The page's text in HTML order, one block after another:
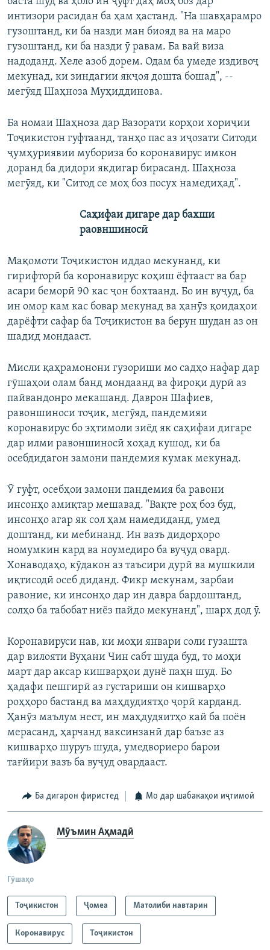
интизори расидан ба ҳам ҳастанд. "На шавҳарамро
гузоштанд, ки ба назди ман биояд ва на маро
гузоштанд, ки ба назди ӯ равам. Ба вай виза
надоданд. Хеле азоб дорем. Одам ба умеде издивоҷ
мекунад, ки зиндагии якҷоя дошта бошад", --
мегӯяд Шаҳноза Муҳиддинова.
Ба номаи Шаҳноза дар Вазорати корҳои хориҷии
Тоҷикистон гуфтаанд, танҳо пас аз иҷозати Ситоди
ҷумҳуриявии мубориза бо коронавирус имкон
доранд ба дидори якдигар бирасанд. Шаҳноза
мегӯяд, ки "Ситод се моҳ боз посух намедиҳад".
Саҳифаи дигаре дар бахши
раовншиносӣ
Мақомоти Тоҷикистон иддао мекунанд, ки
гирифторӣ ба коронавирус коҳиш ёфтааст ва бар
асари беморӣ 90 кас ҷон бохтаанд. Бо ин вуҷуд, ба
ин омор кам кас бовар мекунад ва ҳанӯз қоидаҳои
дарёфти сафар ба Тоҷикистон ва берун шудан аз он
шадид мондааст.
Мисли қаҳрамонони гузориши мо садҳо нафар дар
гӯшаҳои олам банд мондаанд ва фироқи дурӣ аз
пайвандонро мекашанд. Даврон Шафиев,
равоншиноси тоҷик, мегӯяд, пандемияи
коронавирус бо эҳтимоли зиёд як саҳифаи дигаре
дар илми равоншиносӣ хоҳад кушод, ки ба
осебдидагон замони пандемия кумак мекунад.
Ӯ гуфт, осебҳои замони пандемия ба равони
инсонҳо амиқтар мешавад. "Вақте роҳ боз буд,
инсонҳо агар як сол ҳам намедиданд, умед
доштанд, ки мебинанд. Ин вазъ дидорҳоро
номумкин кард ва ноумедиро ба вуҷуд овард.
Хонаводаҳо, кӯдакон аз таъсири дурӣ ва мушкили
иқтисодӣ осеб диданд. Фикр мекунам, зарбаи
равоние, ки инсонҳо дар ин давра бардоштанд,
солҳо ба табобат ниёз пайдо мекунанд", шарҳ дод ӯ.
Коронавируси нав, ки моҳи январи соли гузашта
дар вилояти Вуҳани Чин сабт шуда буд, то моҳи
март дар аксар кишварҳои дунё паҳн шуд. Бо
ҳадафи пешгирӣ аз густариши он кишварҳо
роҳҳоро бастанд ва маҳдудиятҳо ҷорӣ карданд.
Ҳанӯз маълум нест, ин маҳдудяитҳо кай ба поён
мерасанд, ҳарчанд ваксинзанӣ дар баъзе аз
кишварҳо шуруъ шуда, умедвориеро барои
тағйири вазъ ба вуҷуд овардааст.
Ба дигарон фиристед Мо дар шабакаҳои иҷтимоӣ
Мӯъмин Аҳмадӣ
Гӯшаҳо
Тоҷикистон Ҷомeа Матолиби навтарин
Коронавирус Тоҷикистон